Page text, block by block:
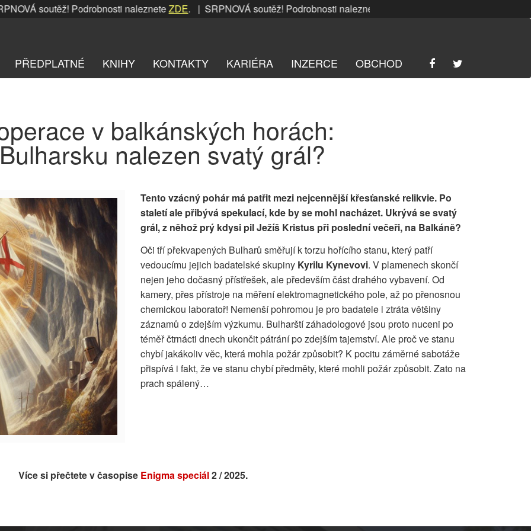
soutěž! Podrobnosti nalezneteZDE. | SRPNOVÁ soutěž! Podrobnosti nalezneteZDE
PŘEDPLATNÉ KNIHY KONTAKTY KARIÉRA INZERCE OBCHOD
v balkánských horách:
nalezen svatý grál?
Tento vzácný pohár má patřit mezi nejcennější křesťanské relikvie. Po
staletí ale přibývá spekulací, kde by se mohl nacházet. Ukrývá se svatý
grál, z něhož prý kdysi pil Ježíš Kristus při poslední večeři, na Balkáně?
Oči tří překvapených Bulharů směřují k torzu hořícího stanu, který patří
vedoucímu jejich badatelské skupiny Kyrilu Kynevovi. V plamenech skončí
nejen jeho dočasný přístřešek, ale především část drahého vybavení. Od
kamery, přes přístroje na měření elektromagnetického pole, až po přenosnou
chemickou laboratoř! Nemenší pohromou je pro badatele i ztráta většiny
záznamů o zdejším výzkumu. Bulharští záhadologové jsou proto nuceni po
téměř čtrnácti dnech ukončit pátrání po zdejším tajemství. Ale proč ve stanu
chybí jakákoliv věc, která mohla požár způsobit? K pocitu záměrné sabotáže
přispívá i fakt, že ve stanu chybí předměty, které mohli požár způsobit. Zato na
prach spálený…
Více si přečtete v časopise Enigma speciál2 / 2025.